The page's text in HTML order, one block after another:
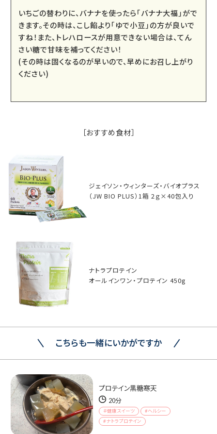
いちごの替わりに、バナナを使ったら｢バナナ大福｣がで
きます。その時は、こし餡より｢ゆで小豆｣の方が良いで
すね！また、トレハロースが用意できない場合は、てん
さい糖で甘味を補ってください！
(その時は固くなるのが早いので、早めにお召し上がり
ください)
［おすすめ食材］
ジェイソン・ウィンターズ・バイオプラス
（JW BIO PLUS）1箱 2ｇ×40包入り
ナトラプロテイン
オールインワン・プロテイン 450g
こちらも一緒にいかがですか
プロテイン黒糖寒天
20分
＃健康スイーツ
#ヘルシー
#ナトラプロテイン